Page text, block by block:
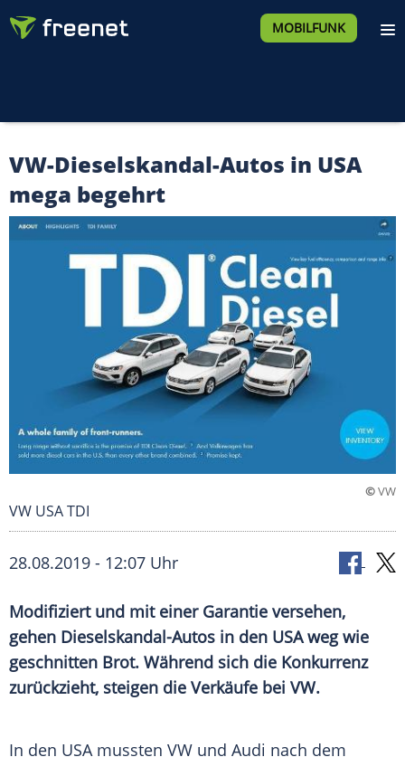
MOBILFUNK
VW-Dieselskandal-Autos in USA
mega begehrt
©VW
VW USA TDI
28.08.2019 - 12:07 Uhr
Modifiziert und mit einer Garantie versehen,
gehen Dieselskandal-Autos in den USAweg wie
geschnitten Brot. Während sich die Konkurrenz
zurückzieht, steigen die Verkäufe bei VW.
In den USAmussten VW und Audi nach dem